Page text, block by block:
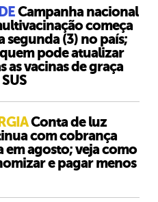
Campanha nacional
começa
segunda (3) no país;
pode atualizar
as vacinas de graça
Conta de luz
com cobrança
em agosto; veja como
e pagar menos